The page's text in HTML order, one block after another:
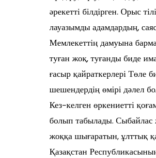
әрекетті білдірген. Орыс
лауазымды адамдардың,
Мемлекеттің дамуына
туған жоқ, туғанды биде
ғасыр қайраткерлері Төле
шешендердің өмірі дәлел
Кез-келген өркениетті
болып табылады. Сыбайлас
жоққа шығаратын, ұлттық
Қазақстан